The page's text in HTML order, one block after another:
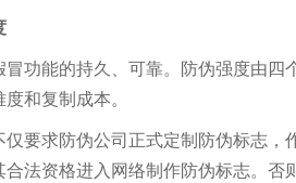
功能的持久、可靠。防伪强度由四
和复制成本。
要求防伪公司正式定制防伪标志，
法资格进入网络制作防伪标志。否